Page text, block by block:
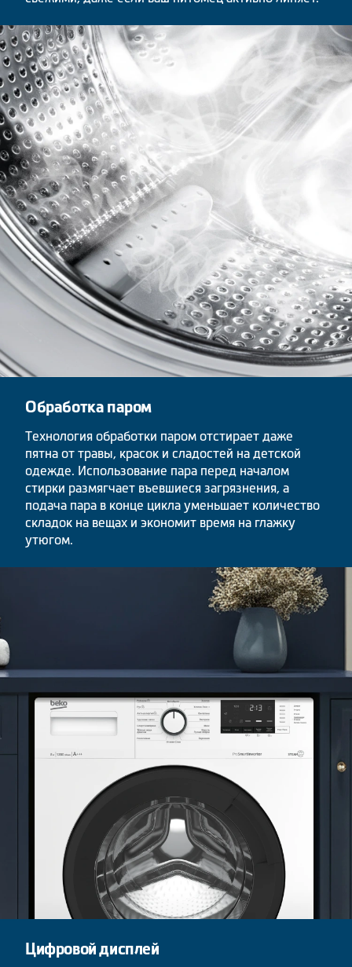
Обработка паром
Технология обработки паром отстирает даже
пятна от травы, красок и сладостей на детской
одежде. Использование пара перед началом
стирки размягчает въевшиеся загрязнения, а
подача пара в конце цикла уменьшает количество
складок на вещах и экономит время на глажку
утюгом.
Цифровой дисплей